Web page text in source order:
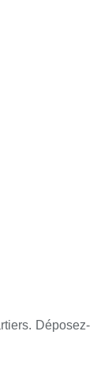
Déposez-